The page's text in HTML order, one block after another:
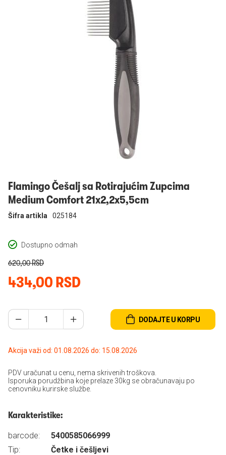
Flamingo Češalj sa Rotirajućim Zupcima
Medium Comfort 21x2,2x5,5cm
Dostupno odmah
Šifra artikla 025184
434,00 RSD
620,00 RSD
DODAJTE U KORPU
Akcija važi od: 01.08.2026 do: 15.08.2026
PDV uračunat u cenu, nema skrivenih troškova.
Isporuka porudžbina koje prelaze 30kg se obračunavaju po
cenovniku kurirske službe.
Karakteristike:
barcode:
5400585066999
Tip:
Četke i češljevi